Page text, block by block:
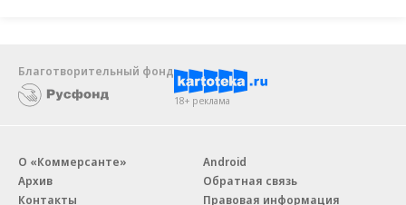
Благотворительный фонд
18+ реклама
О «Коммерсанте»
Архив
Контакты
Android
Обратная связь
Правовая информация